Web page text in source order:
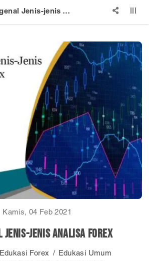
Mengenal Jenis-jenis Analisa Forex
Kamis, 04 Feb 2021
Jenis-jenis Analisa Forex
Edukasi Forex
Edukasi Umum